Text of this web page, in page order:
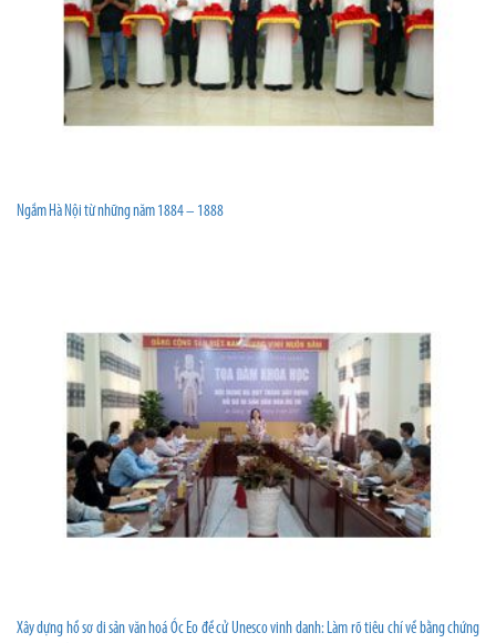
Ngắm Hà Nội từ những năm 1884 – 1888
Xây dựng hồ sơ di sản văn hoá Óc Eo đề cử Unesco vinh danh: Làm rõ tiêu chí về bằng chứng